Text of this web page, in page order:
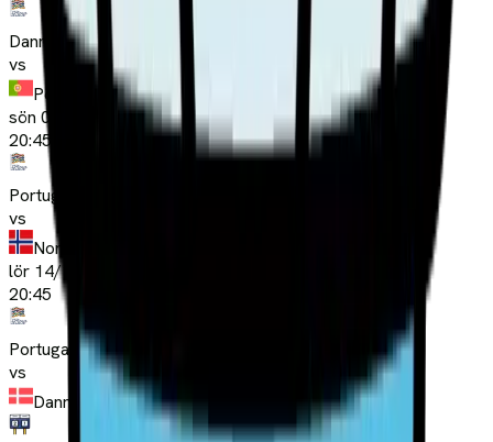
Danmark
vs
Portugal
sön 04/10
20:45
Portugal
vs
Norge
lör 14/11
20:45
Portugal
vs
Danmark